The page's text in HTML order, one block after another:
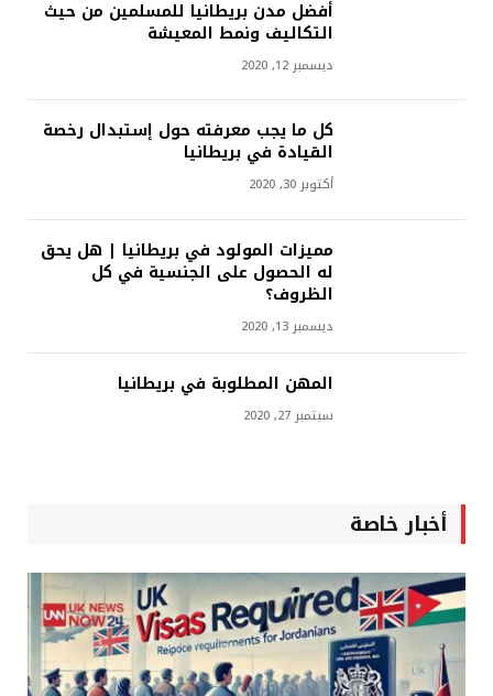
أفضل مدن بريطانيا للمسلمين من حيث
التكاليف ونمط المعيشة
ديسمبر 12, 2020
كل ما يجب معرفته حول إستبدال رخصة
القيادة في بريطانيا
أكتوبر 30, 2020
مميزات المولود في بريطانيا | هل يحق
له الحصول على الجنسية في كل
الظروف؟
ديسمبر 13, 2020
المهن المطلوبة في بريطانيا
سبتمبر 27, 2020
أخبار خاصة